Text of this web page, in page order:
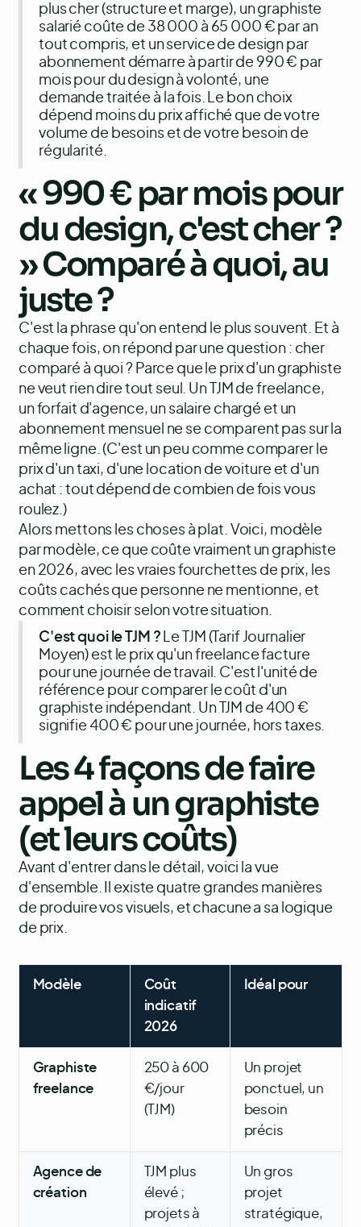
plus cher (structure et marge), un graphiste
salarié coûte de 38 000 à 65 000 € par an
tout compris, et un service de design par
abonnement démarre à partir de 990 € par
mois pour du design à volonté, une
demande traitée à la fois. Le bon choix
dépend moins du prix affiché que de votre
volume de besoins et de votre besoin de
régularité.
« 990 € par mois pour
du design, c'est cher ?
» Comparé à quoi, au
juste ?
C'est la phrase qu'on entend le plus souvent. Et à
chaque fois, on répond par une question : cher
comparé à quoi ? Parce que le prix d'un graphiste
ne veut rien dire tout seul. Un TJM de freelance,
un forfait d'agence, un salaire chargé et un
abonnement mensuel ne se comparent pas sur la
même ligne. (C'est un peu comme comparer le
prix d'un taxi, d'une location de voiture et d'un
achat : tout dépend de combien de fois vous
roulez.)
Alors mettons les choses à plat. Voici, modèle
par modèle, ce que coûte vraiment un graphiste
en 2026, avec les vraies fourchettes de prix, les
coûts cachés que personne ne mentionne, et
comment choisir selon votre situation.
C'est quoi le TJM ? Le TJM (Tarif Journalier
Moyen) est le prix qu'un freelance facture
pour une journée de travail. C'est l'unité de
référence pour comparer le coût d'un
graphiste indépendant. Un TJM de 400 €
signifie 400 € pour une journée, hors taxes.
Les 4 façons de faire
appel à un graphiste
(et leurs coûts)
Avant d'entrer dans le détail, voici la vue
d'ensemble. Il existe quatre grandes manières
de produire vos visuels, et chacune a sa logique
de prix.
Modèle
Coût
indicatif
2026
Idéal pour
Graphiste
freelance
250 à 600
€/jour
(TJM)
Un projet
ponctuel, un
besoin
précis
Agence de
création
TJM plus
élevé ;
projets à
Un gros
projet
stratégique,